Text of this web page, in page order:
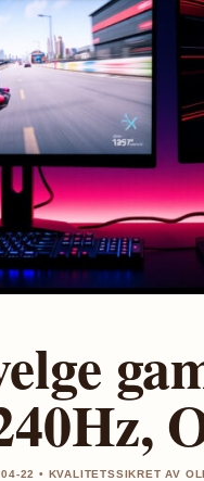
22 • KVALITETSSIKRET AV